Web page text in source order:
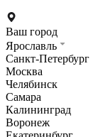
Ваш город
Ярославль
Санкт-Петербург
Москва
Челябинск
Самара
Калининград
Воронеж